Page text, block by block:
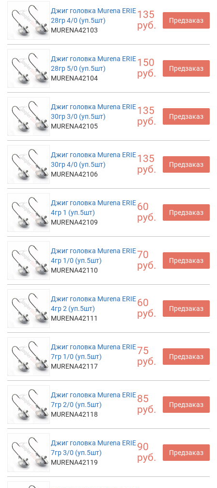
Джиг головка Murena ERIE
28гр 4/0 (уп.5шт)
MURENA42103
135
руб.
Предзаказ
Джиг головка Murena ERIE
28гр 5/0 (уп.5шт)
MURENA42104
150
руб.
Предзаказ
Джиг головка Murena ERIE
30гр 3/0 (уп.5шт)
MURENA42105
135
руб.
Предзаказ
Джиг головка Murena ERIE
30гр 4/0 (уп.5шт)
MURENA42106
135
руб.
Предзаказ
Джиг головка Murena ERIE
4гр 1 (уп.5шт)
MURENA42109
60
руб.
Предзаказ
Джиг головка Murena ERIE
4гр 1/0 (уп.5шт)
MURENA42110
70
руб.
Предзаказ
Джиг головка Murena ERIE
4гр 2 (уп.5шт)
MURENA42111
60
руб.
Предзаказ
Джиг головка Murena ERIE
7гр 1/0 (уп.5шт)
MURENA42117
75
руб.
Предзаказ
Джиг головка Murena ERIE
7гр 2/0 (уп.5шт)
MURENA42118
85
руб.
Предзаказ
Джиг головка Murena ERIE
7гр 3/0 (уп.5шт)
MURENA42119
90
руб.
Предзаказ